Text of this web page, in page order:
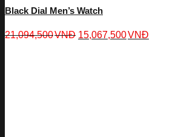
Black Dial Men’s Watch
21,094,500VNĐ 15,067,500VNĐ